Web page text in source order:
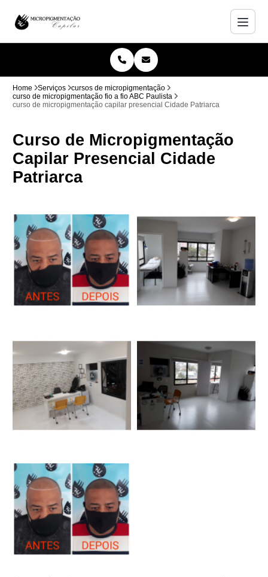
Home Serviços
cursos de micropigmentação
curso de micropigmentação fio a fio ABC Paulista
curso de micropigmentação capilar presencial Cidade Patriarca
Curso de Micropigmentação
Capilar Presencial Cidade
Patriarca